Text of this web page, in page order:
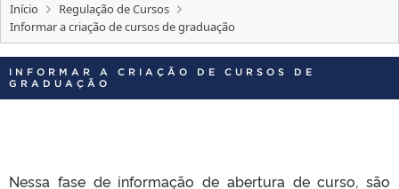
CONCURSOS
INTERNACIONAL
OUVIDORIA
Início
Regulação de Cursos
Informar a criação de cursos de graduação
INFORMAR A CRIAÇÃO DE CURSOS DE
GRADUAÇÃO
Nessa fase de informação de abertura de curso, são